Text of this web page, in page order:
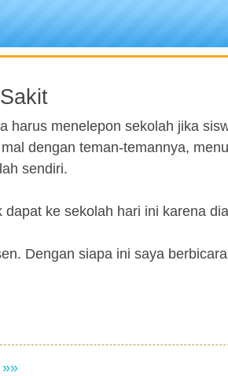
harus menelepon sekolah jika
dengan teman-temannya,
sendiri.
ke sekolah hari ini karena
Dengan siapa ini saya